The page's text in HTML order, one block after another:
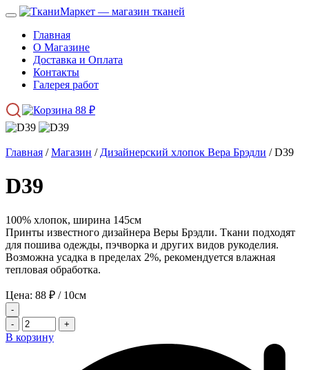
Главная
О Магазине
Доставка и Оплата
Контакты
Галерея работ
88 ₽
Главная /Магазин / Дизайнерский хлопок Вера Брэдли / D39
D39
100% хлопок, ширина 145см
Принты известного дизайнера Веры Брэдли. Ткани подходят
для пошива одежды, пэчворка и других видов рукоделия.
Возможна усадка в пределах 2%, рекомендуется влажная
тепловая обработка.
Цена: 88 ₽ / 10см
-
-
+
В корзину